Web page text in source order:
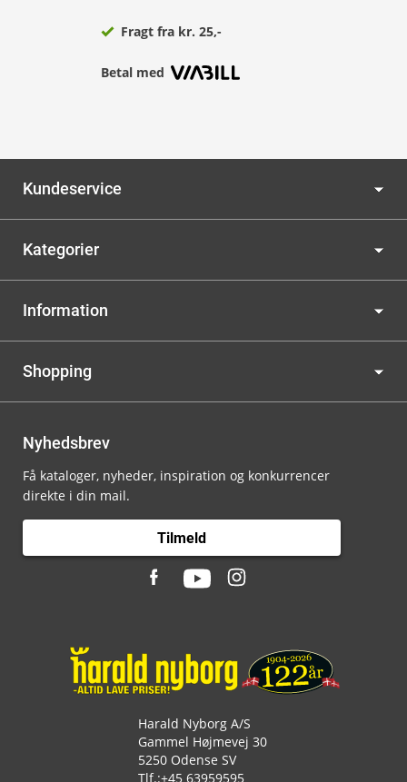
Fragt fra kr. 25,-
Betal med
Kundeservice
Kategorier
Information
Shopping
Nyhedsbrev
Få kataloger, nyheder, inspiration og konkurrencer
direkte i din mail.
Tilmeld
Harald Nyborg A/S
Gammel Højmevej 30
5250 Odense SV
Tlf.:+45 63959595